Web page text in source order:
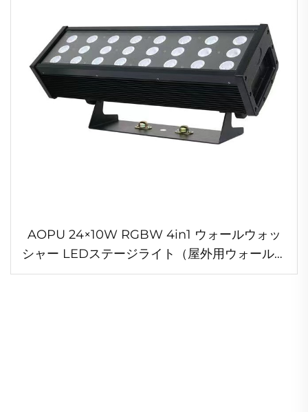
AOPU 24×10W RGBW 4in1 ウォールウォッ
シャー LEDステージライト（屋外用ウォールラ
イト／公園・クラブ向け）